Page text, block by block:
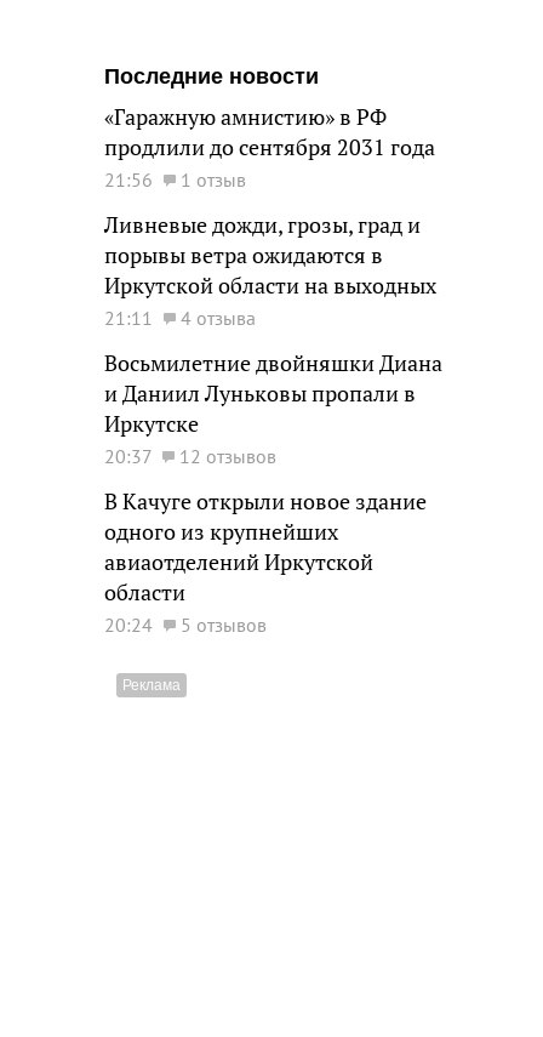
Последние новости
«Гаражную амнистию» в РФ
продлили до сентября 2031 года
21:56 1 отзыв
Ливневые дожди, грозы, град и
порывы ветра ожидаются в
Иркутской области на выходных
21:11 4 отзыва
Восьмилетние двойняшки Диана
и Даниил Луньковы пропали в
Иркутске
20:37 12 отзывов
В Качуге открыли новое здание
одного из крупнейших
авиаотделений Иркутской
области
20:24 5 отзывов